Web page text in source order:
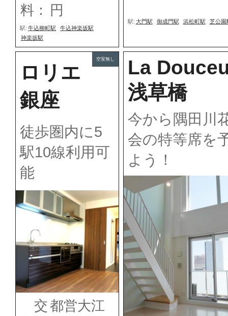
料：
円
駅: 牛込柳町駅
牛込神楽坂駅
神楽坂駅
駅: 大門駅 御成門駅 浜松町駅 芝公園
ロリエ
銀座
徒歩圏内に5
駅10線利用可
能
交都営大江
空室無し
La
浅草橋
今から隅田川
会の特等席を
よう！